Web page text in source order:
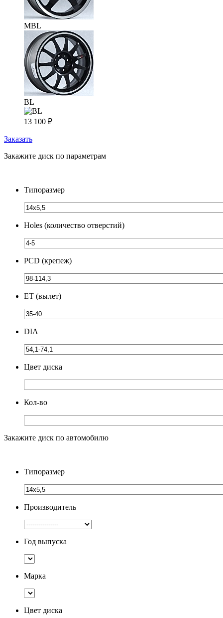
MBL
BL
13 100 ₽
Заказать
Закажите диск по параметрам
Типоразмер
Holes (количество отверстий)
PCD (крепеж)
ЕТ (вылет)
DIA
Цвет диска
Кол-во
Закажите диск по автомобилю
Типоразмер
Производитель
Год выпуска
Марка
Цвет диска